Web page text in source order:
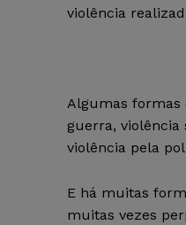
violência
Algumas formas
guerra, violência
violência pela
E há muitas
muitas vezes